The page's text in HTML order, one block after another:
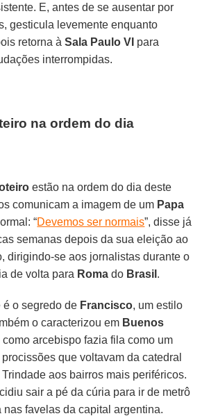
E, antes de se ausentar por
gesticula levemente enquanto
retorna àSala Paulo VI para
interrompidas.
na ordem do dia
estão na ordem do dia deste
comunicam a imagem de um Papa
“Devemos ser normais”, disse já
semanas depois da sua eleição ao
dirigindo-se aos jornalistas durante o
de volta para Roma do Brasil .
é o segredo de Francisco, um estilo
o caracterizou em Buenos
como arcebispo fazia fila como um
que voltavam da catedral
aos bairros mais periféricos.
sair a pé da cúria para ir de metrô
nas favelas da capital argentina.